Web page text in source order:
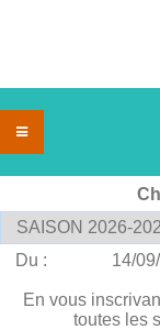
Du : 14/
En vous
toutes les